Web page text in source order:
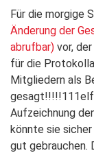
Für die morgige
Änderung der
abrufbar) vor,
für die
Mitgliedern als
Aufzeichnung
könnte sie
gut gebrauchen.